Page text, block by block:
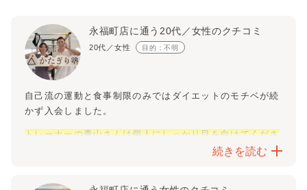
永福町店に通う20代／女性のクチコミ
20代／女性 目的：不明
自己流の運動と食事制限のみではダイエットのモチベが続
かず入会しました。
トレーナーの青山さんは個人にしっかり目を向けてくださ
り、改善点と達成出来た事を毎回細かく伝えてくださるの
続きを読む